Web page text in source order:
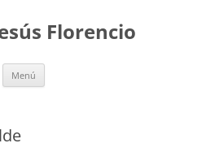
Florencio
Menú